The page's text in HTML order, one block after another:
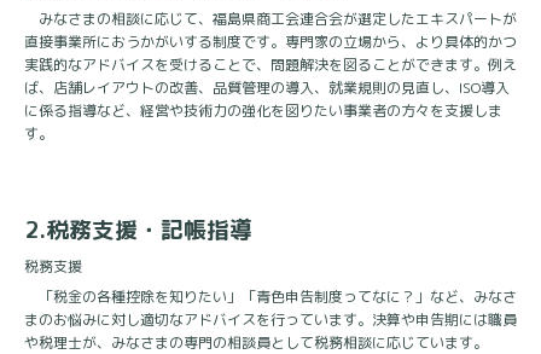
みなさまの相談に応じて、福島県商工会連合会が選定したエキスパートが
直接事業所におうかがいする制度です。専門家の立場から、より具体的かつ
実践的なアドバイスを受けることで、問題解決を図ることができます。例え
ば、店舗レイアウトの改善、品質管理の導入、就業規則の見直し、 ISO導入
に係る指導など、経営や技術力の強化を図りたい事業者の方々を支援しま
す。
2.税務支援・記帳指導
税務支援
「税金の各種控除を知りたい」「青色申告制度ってなに？」など、みなさ
まのお悩みに対し適切なアドバイスを行っています。決算や申告期には職員
や税理士が、みなさまの専門の相談員として税務相談に応じています。